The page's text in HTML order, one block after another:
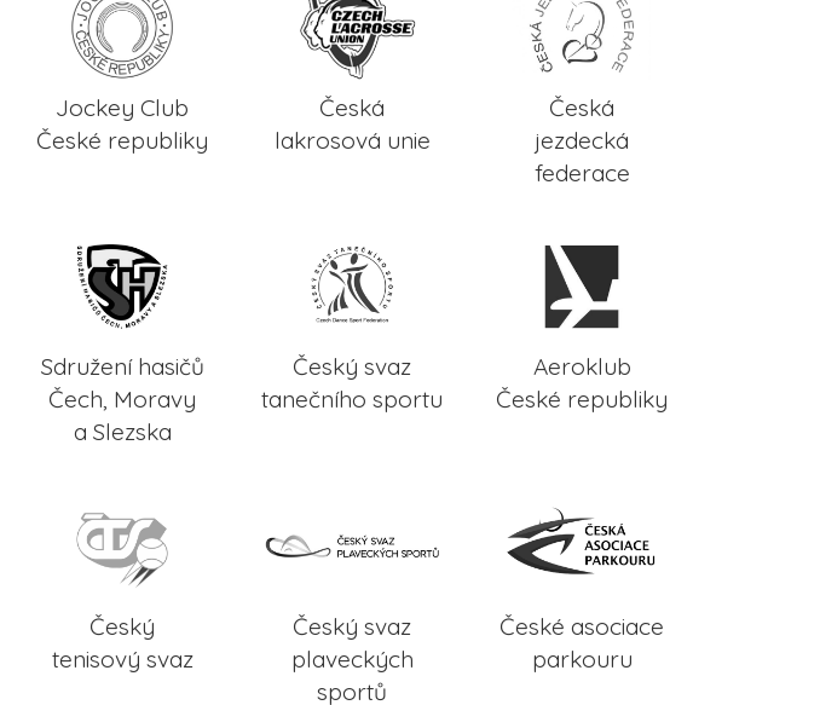
Jockey Club
České republiky
Česká
lakrosová unie
Česká
jezdecká
federace
Sdružení hasičů
Čech, Moravy
a Slezska
Český svaz
tanečního sportu
Aeroklub
České republiky
Český
tenisový svaz
Český svaz
plaveckých
sportů
České asociace
parkouru